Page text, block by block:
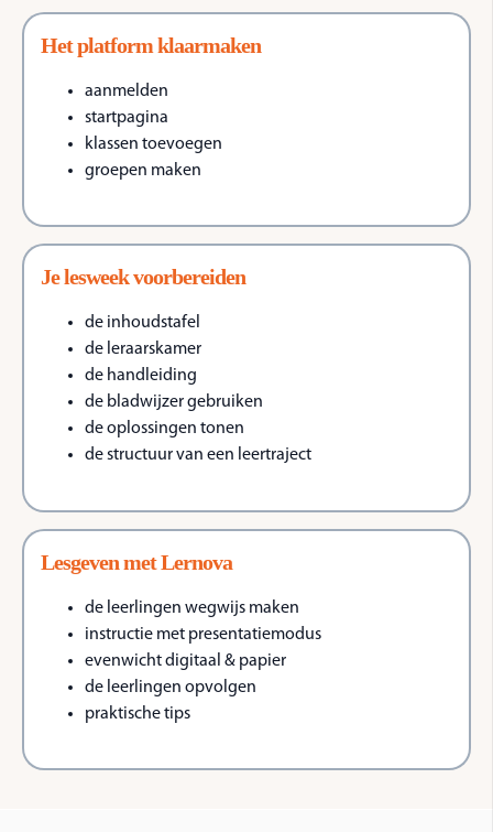
Het platform klaarmaken
aanmelden
startpagina
klassen toevoegen
groepen maken
Je lesweek voorbereiden
de inhoudstafel
de leraarskamer
de handleiding
de bladwijzer gebruiken
de oplossingen tonen
de structuur van een leertraject
Lesgeven met Lernova
de leerlingen wegwijs maken
instructie met presentatiemodus
evenwicht digitaal & papier
de leerlingen opvolgen
praktische tips